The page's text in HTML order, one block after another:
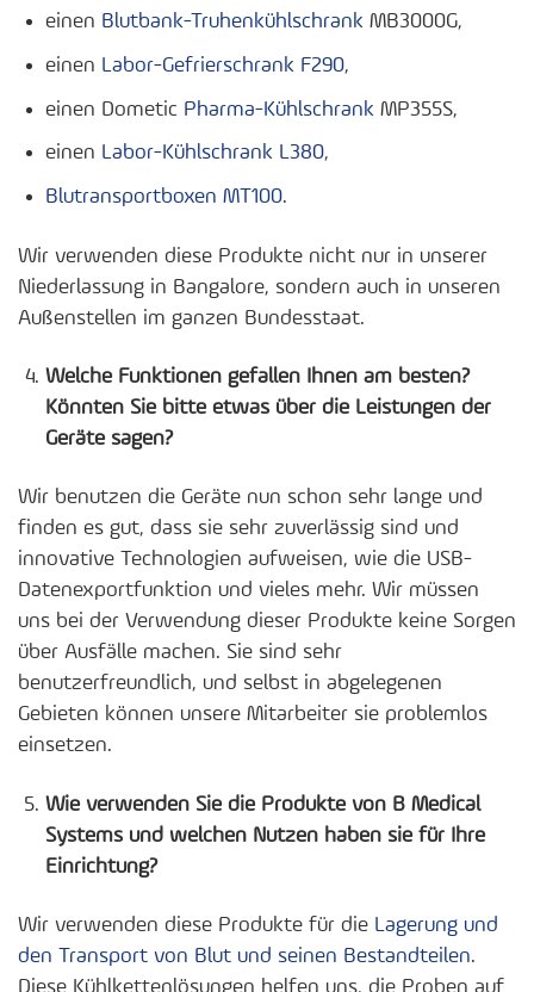
einen Blutbank-Truhenkühlschrank MB3000G,
einen Labor-Gefrierschrank F290,
einen Dometic Pharma-Kühlschrank MP355S,
einen Labor-Kühlschrank L380,
Blutransportboxen MT100.
Wir verwenden diese Produkte nicht nur in unserer
Niederlassung in Bangalore, sondern auch in unseren
Außenstellen im ganzen Bundesstaat.
Welche Funktionen gefallen Ihnen am besten?
Könnten Sie bitte etwas über die Leistungen der
Geräte sagen?
Wir benutzen die Geräte nun schon sehr lange und
finden es gut, dass sie sehr zuverlässig sind und
innovative Technologien aufweisen, wie die USB-
Datenexportfunktion und vieles mehr. Wir müssen
uns bei der Verwendung dieser Produkte keine Sorgen
über Ausfälle machen. Sie sind sehr
benutzerfreundlich, und selbst in abgelegenen
Gebieten können unsere Mitarbeiter sie problemlos
einsetzen.
Wie verwenden Sie die Produkte von B Medical
Systems und welchen Nutzen haben sie für Ihre
Einrichtung?
Wir verwenden diese Produkte für die Lagerung und
den Transport von Blut und seinen Bestandteilen.
Diese Kühlkettenlösungen helfen uns, die Proben auf